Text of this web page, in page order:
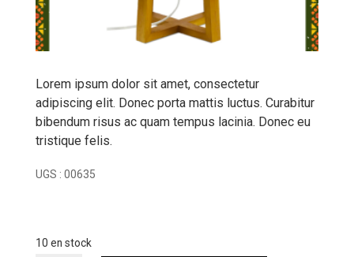
Lorem ipsum dolor sit amet, consectetur
adipiscing elit. Donec porta mattis luctus. Curabitur
bibendum risus ac quam tempus lacinia. Donec eu
tristique felis.
UGS : 00635
10 en stock